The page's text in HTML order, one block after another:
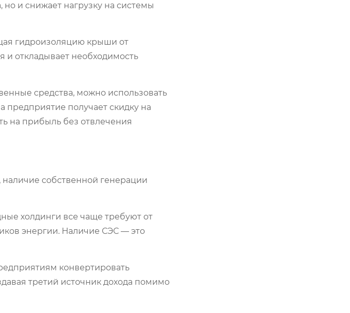
но и снижает нагрузку на системы
гидроизоляцию крыши от
и откладывает необходимость
средства, можно использовать
предприятие получает скидку на
на прибыль без отвлечения
собственной генерации
холдинги все чаще требуют от
энергии. Наличие СЭС — это
конвертировать
третий источник дохода помимо